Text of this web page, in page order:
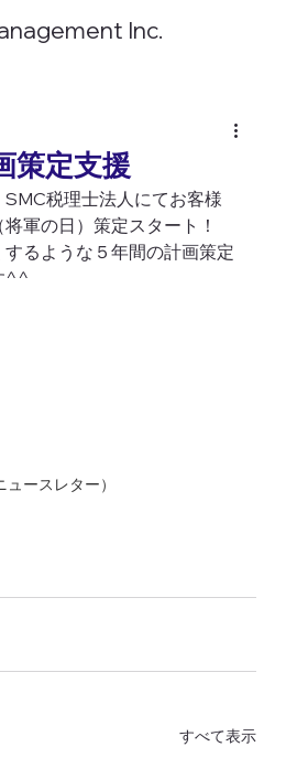
Inc.
ースレター）
策定支援
税理士法人にてお客様
軍の日）策定スタート！
るような５年間の計画策定
^^
すべて表示